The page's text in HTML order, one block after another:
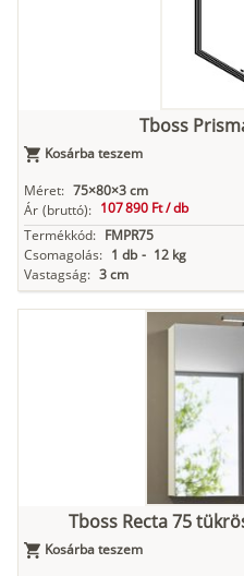
Tboss
Kosárba teszem
Méret: 75×80×3 cm
Ár (bruttó): 107 890 Ft /db
Termékkód: FMPR75
Csomagolás: 1 db - 12 kg
Vastagság: 3 cm
Tboss Recta 75
Kosárba teszem